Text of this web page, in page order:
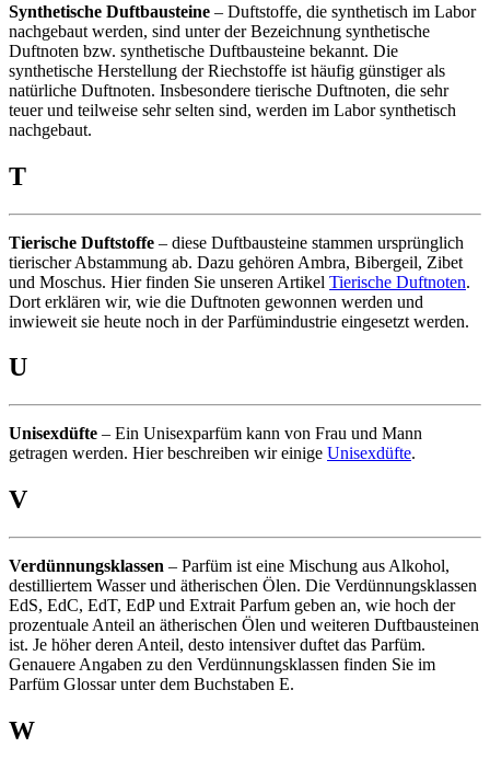
Synthetische Duftbausteine – Duftstoffe, die synthetisch im Labor
nachgebaut werden, sind unter der Bezeichnung synthetische
Duftnoten bzw. synthetische Duftbausteine bekannt. Die
synthetische Herstellung der Riechstoffe ist häufig günstiger als
natürliche Duftnoten. Insbesondere tierische Duftnoten, die sehr
teuer und teilweise sehr selten sind, werden im Labor synthetisch
nachgebaut.
T
Tierische Duftstoffe – diese Duftbausteine stammen ursprünglich
tierischer Abstammung ab. Dazu gehören Ambra, Bibergeil, Zibet
und Moschus. Hier finden Sie unseren Artikel Tierische Duftnoten.
Dort erklären wir, wie die Duftnoten gewonnen werden und
inwieweit sie heute noch in der Parfümindustrie eingesetzt werden.
U
Unisexdüfte – Ein Unisexparfüm kann von Frau und Mann
getragen werden. Hier beschreiben wir einige Unisexdüfte.
V
Verdünnungsklassen – Parfüm ist eine Mischung aus Alkohol,
destilliertem Wasser und ätherischen Ölen. Die Verdünnungsklassen
EdS, EdC, EdT, EdP und Extrait Parfum geben an, wie hoch der
prozentuale Anteil an ätherischen Ölen und weiteren Duftbausteinen
ist. Je höher deren Anteil, desto intensiver duftet das Parfüm.
Genauere Angaben zu den Verdünnungsklassen finden Sie im
Parfüm Glossar unter dem Buchstaben E.
W